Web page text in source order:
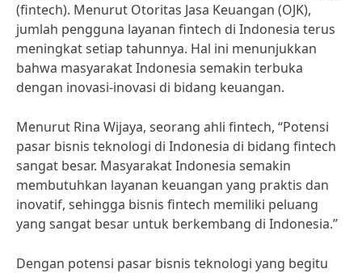
(fintech). Menurut Otoritas Jasa Keuangan (OJK),
jumlah pengguna layanan fintech di Indonesia terus
meningkat setiap tahunnya. Hal ini menunjukkan
bahwa masyarakat Indonesia semakin terbuka
dengan inovasi-inovasi di bidang keuangan.
Menurut Rina Wijaya, seorang ahli fintech, “Potensi
pasar bisnis teknologi di Indonesia di bidang fintech
sangat besar. Masyarakat Indonesia semakin
membutuhkan layanan keuangan yang praktis dan
inovatif, sehingga bisnis fintech memiliki peluang
yang sangat besar untuk berkembang di Indonesia.”
Dengan potensi pasar bisnis teknologi yang begitu